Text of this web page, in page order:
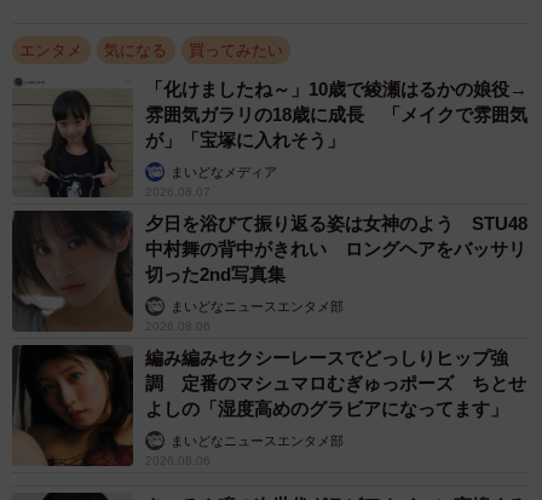
エンタメ 気になる 買ってみたい
「化けましたね～」10歳で綾瀬はるかの娘役→
雰囲気ガラリの18歳に成長 「メイクで雰囲気
が」「宝塚に入れそう」
まいどなメディア
2026.08.07
夕日を浴びて振り返る姿は女神のよう STU48
中村舞の背中がきれい ロングヘアをバッサリ
切った2nd写真集
まいどなニュースエンタメ部
2026.08.06
編み編みセクシーレースでどっしりヒップ強
調 定番のマシュマロむぎゅっポーズ ちとせ
よしの「湿度高めのグラビアになってます」
まいどなニュースエンタメ部
2026.08.06